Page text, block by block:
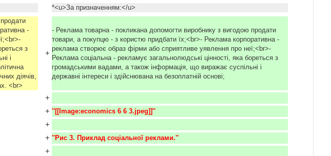
*<u>За призначенням:</u>
-
з
і
діячів,
<br>
+
- Реклама товарна - покликана допомогти виробнику з вигодою продати
товари, а покупцю - з користю придбати їх;<br>- Реклама корпоративна -
реклама створює образ фірми або сприятливе уявлення про неї;<br>-
Реклама соціальна - рекламує загальнолюдські цінності, яка бореться з
громадськими вадами, а також інформація, що виражає суспільні і
державні інтереси і здійснювана на безоплатній основі;
+
+ ''[[Image:economics 6 6 3.jpeg]]''
+
+ ''Рис 3. Приклад соціальної реклами.''
+